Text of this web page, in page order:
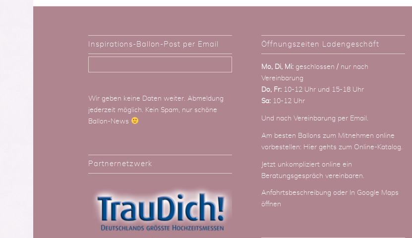
Inspirations-Ballon-Post per Email
Wir geben keine Daten weiter. Abmeldung
jederzeit möglich. Kein Spam, nur schöne
Ballon-News
Partnernetzwerk
Öffnungszeiten Ladengeschäft
Mo, Di, Mi:geschlossen / nur nach
Vereinbarung
Do, Fr:10-12 Uhr und 15-18 Uhr
Sa:10-12 Uhr
Und nach Vereinbarung per Email
Am besten Ballons zum Mitnehmen online
vorbestellen: Hier gehts zum Online-Katalog
Jetzt unkompliziert online ein
Beratungsgespräch vereinbaren.
Anfahrtsbeschreibung oder In Google Maps
öffnen